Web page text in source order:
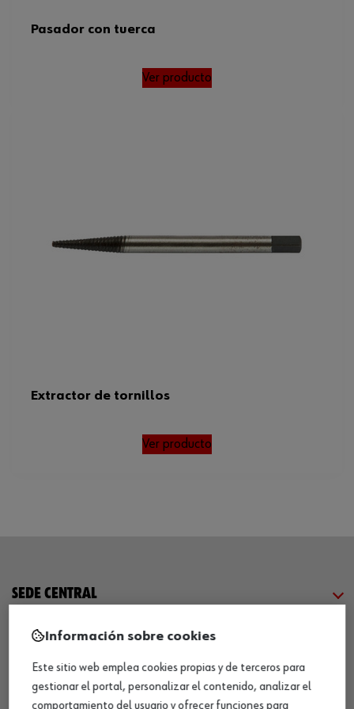
Pasador con tuerca
Ver producto
Extractor de tornillos
Ver producto
SEDE CENTRAL
CENTRO LOGÍSTICO / MUSEO
SOBRE WÜRTH
Información sobre cookies
Este sitio web emplea cookies propias y de terceros para
gestionar el portal, personalizar el contenido, analizar el
comportamiento del usuario y ofrecer funciones para